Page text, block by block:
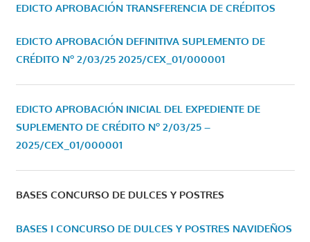
EDICTO APROBACIÓN TRANSFERENCIA DE CRÉDITOS
EDICTO APROBACIÓN DEFINITIVA SUPLEMENTO DE
CRÉDITO Nº 2/03/25 2025/CEX_01/000001
EDICTO APROBACIÓN INICIAL DEL EXPEDIENTE DE
SUPLEMENTO DE CRÉDITO Nº 2/03/25 –
2025/CEX_01/000001
BASES CONCURSO DE DULCES Y POSTRES
BASES I CONCURSO DE DULCES Y POSTRES NAVIDEÑOS